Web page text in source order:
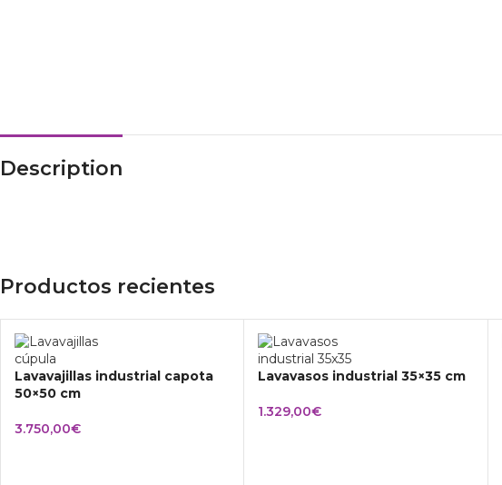
Description
Productos recientes
Lavavajillas industrial capota
50×50 cm
3.750,00€
Lavavasos industrial 35×35 cm
1.329,00€